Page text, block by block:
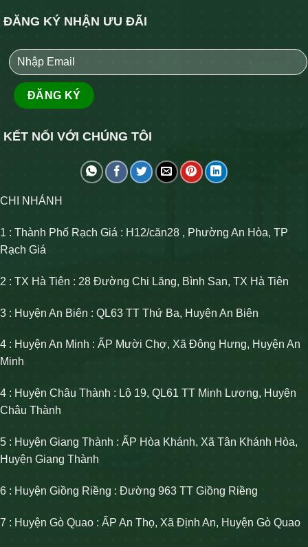
ĐĂNG KÝ NHẬN ƯU ĐÃI
KẾT NỐI VỚI CHÚNG TÔI
CHI NHÁNH
1 : Thành Phố Rạch Giá : H12/căn28 , Phường An Hòa, TP
Rạch Giá
2 : TX Hà Tiên : 28 Đường Chi Lăng, Bình San, TX Hà Tiên
3 : Huyện An Biên : QL63 TT Thứ Ba, Huyện An Biên
4 : Huyện An Minh : ẤP Mười Chợ, Xã Đông Hưng, Huyện An
Minh
4 : Huyện Châu Thành : Lộ 19, QL61 TT Minh Lương, Huyện
Châu Thành
5 : Huyện Giang Thành : ẤP Hòa Khánh, Xã Tân Khánh Hòa,
Huyện Giang Thành
6 : Huyện Giồng Riềng : Đường 963 TT Giồng Riềng
7 : Huyện Gò Quao : ẤP An Thọ, Xã Định An, Huyện Gò Quao